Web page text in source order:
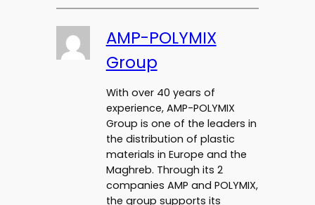
AMP-POLYMIX
Group
With over 40 years of
experience, AMP-POLYMIX
Group is one of the leaders in
the distribution of plastic
materials in Europe and the
Maghreb. Through its 2
companies AMP and POLYMIX,
the group supports its